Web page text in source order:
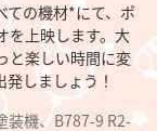
ての機材*にて、ポ
を上映します。大
と楽しい時間に変
しましょう！
装機、B787-9 R2-